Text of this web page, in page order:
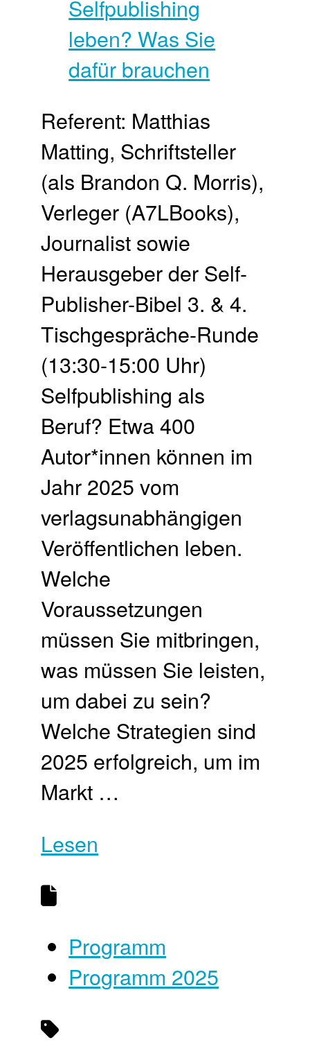
Referent: Matthias
Matting, Schriftsteller
(als Brandon Q. Morris),
Verleger (A7LBooks),
Journalist sowie
Herausgeber der Self-
Publisher-Bibel 3. & 4.
Tisch­gespräche-Runde
(13:30-15:00 Uhr)
Selfpublishing als
Beruf? Etwa 400
Autor*innen können im
Jahr 2025 vom
verlagsunabhängigen
Veröffentlichen leben.
Welche
Voraussetzungen
müssen Sie mitbringen,
was müssen Sie leisten,
um dabei zu sein?
Welche Strategien sind
2025 erfolgreich, um im
Markt …
Lesen
Programm
Programm 2025